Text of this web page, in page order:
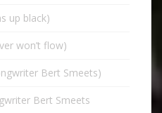
up black)
won’t flow)
Bert Smeets)
Bert Smeets